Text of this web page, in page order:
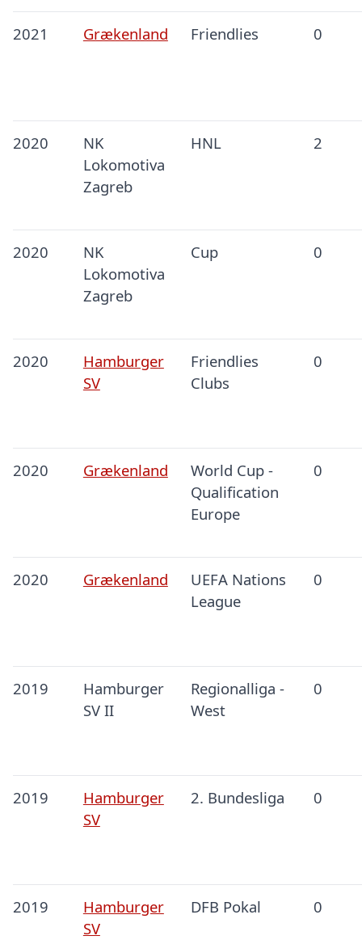
2021 Grækenland Friendlies 0
2020
NK
Lokomotiva
Zagreb
HNL 2
2020
NK
Lokomotiva
Zagreb
Cup 0
2020
Hamburger
SV
Friendlies
Clubs
0
2020 Grækenland
World Cup -
Qualification
Europe
0
2020 Grækenland
UEFA Nations
League
0
2019
Hamburger
SV II
Regionalliga -
West
0
2019
Hamburger
SV
2. Bundesliga 0
2019
Hamburger
SV
DFB Pokal 0